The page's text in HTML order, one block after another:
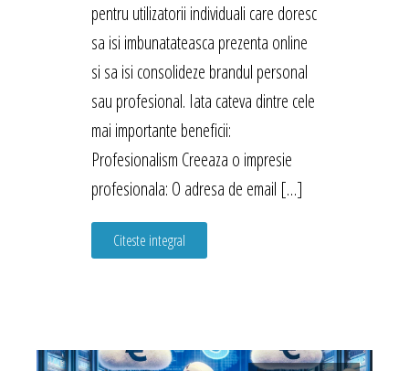
pentru utilizatorii individuali care doresc
sa isi imbunatateasca prezenta online
si sa isi consolideze brandul personal
sau profesional. Iata cateva dintre cele
mai importante beneficii:
Profesionalism Creeaza o impresie
profesionala: O adresa de email […]
Citeste integral